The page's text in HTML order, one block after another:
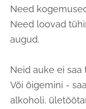
Need
Need loovad
augud.
Neid auke ei
Või õigemini -
alkoholi,